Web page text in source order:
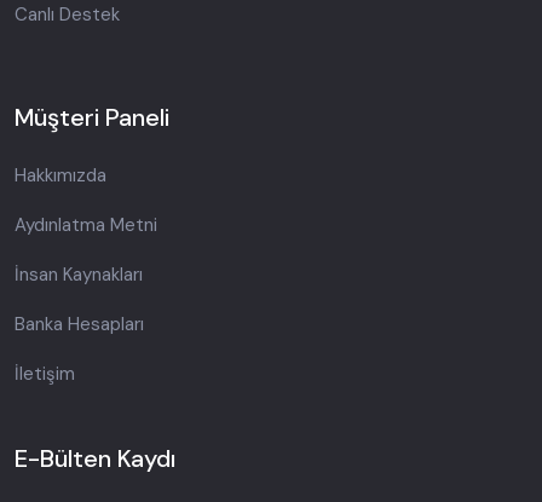
Canlı Destek
Müşteri Paneli
Hakkımızda
Aydınlatma Metni
İnsan Kaynakları
Banka Hesapları
İletişim
E-Bülten Kaydı